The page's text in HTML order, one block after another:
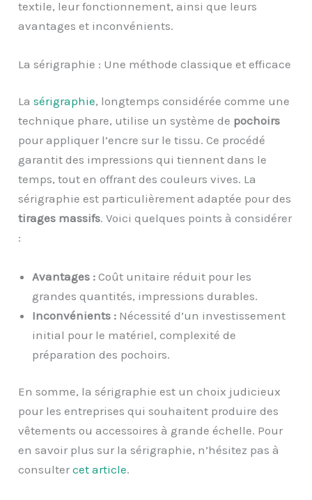
textile, leur fonctionnement, ainsi que leurs
avantages et inconvénients.
La sérigraphie : Une méthode classique et efficace
Lasérigraphie, longtemps considérée comme une
technique phare, utilise un système de pochoirs
pour appliquer l’encre sur le tissu. Ce procédé
garantit des impressions qui tiennent dans le
temps, tout en offrant des couleurs vives. La
sérigraphie est particulièrement adaptée pour des
tirages massifs. Voici quelques points à considérer
:
Avantages : Coût unitaire réduit pour les
grandes quantités, impressions durables.
Inconvénients : Nécessité d’un investissement
initial pour le matériel, complexité de
préparation des pochoirs.
En somme, la sérigraphie est un choix judicieux
pour les entreprises qui souhaitent produire des
vêtements ou accessoires à grande échelle. Pour
en savoir plus sur la sérigraphie, n’hésitez pas à
consultercet article.